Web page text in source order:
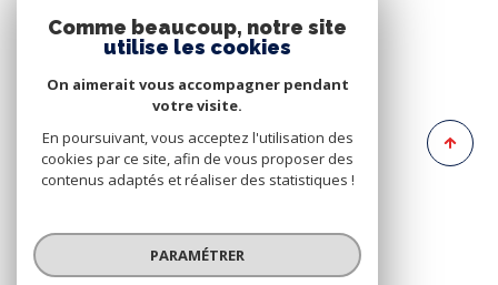
Cookies
© 2026 | Tous droits réservés
Comme beaucoup, notre site
utilise les cookies
On aimerait vous accompagner pendant
votre visite.
En poursuivant, vous acceptez l'utilisation des
cookies par ce site, afin de vous proposer des
contenus adaptés et réaliser des statistiques !
PARAMÉTRER